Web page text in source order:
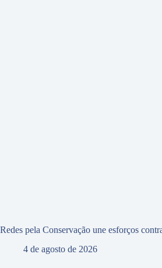
Redes pela Conservação une esforços
4 de agosto de 2026